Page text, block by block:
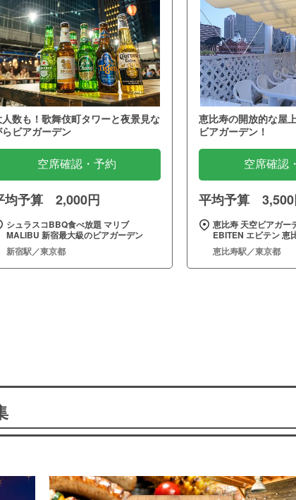
人数も！歌舞伎町タワーと夜景見な
ビアガーデン
空席確認・予約
均予算 2,000円
シュラスコBBQ食べ放題 マリブ
MALIBU 新宿最大級のビアガーデン
新宿駅／東京都
恵比寿の開放的な屋
ビアガーデン！
空席確認
平均予算 3,500
恵比寿 天空ビアガー
EBITEN エビテン 恵
恵比寿駅／東京都